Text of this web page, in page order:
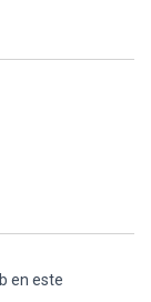
en este